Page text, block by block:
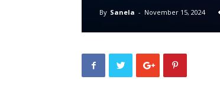
By Sanela - November 15, 2024